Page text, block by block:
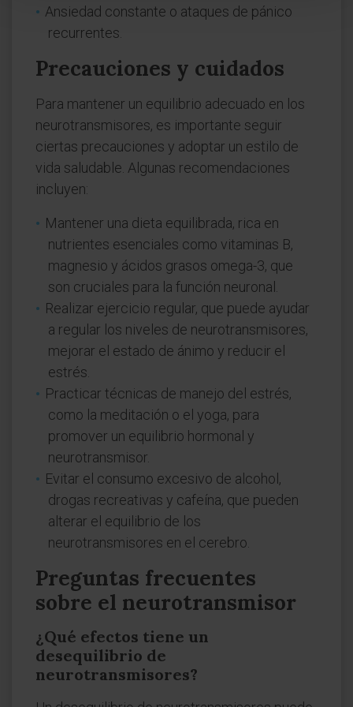
Ansiedad constante o ataques de pánico
recurrentes.
Precauciones y cuidados
Para mantener un equilibrio adecuado en los
neurotransmisores, es importante seguir
ciertas precauciones y adoptar un estilo de
vida saludable. Algunas recomendaciones
incluyen:
Mantener una dieta equilibrada, rica en
nutrientes esenciales como vitaminas B,
magnesio y ácidos grasos omega-3, que
son cruciales para la función neuronal.
Realizar ejercicio regular, que puede ayudar
a regular los niveles de neurotransmisores,
mejorar el estado de ánimo y reducir el
estrés.
Practicar técnicas de manejo del estrés,
como la meditación o el yoga, para
promover un equilibrio hormonal y
neurotransmisor.
Evitar el consumo excesivo de alcohol,
drogas recreativas y cafeína, que pueden
alterar el equilibrio de los
neurotransmisores en el cerebro.
Preguntas frecuentes
sobre el neurotransmisor
¿Qué efectos tiene un
desequilibrio de
neurotransmisores?